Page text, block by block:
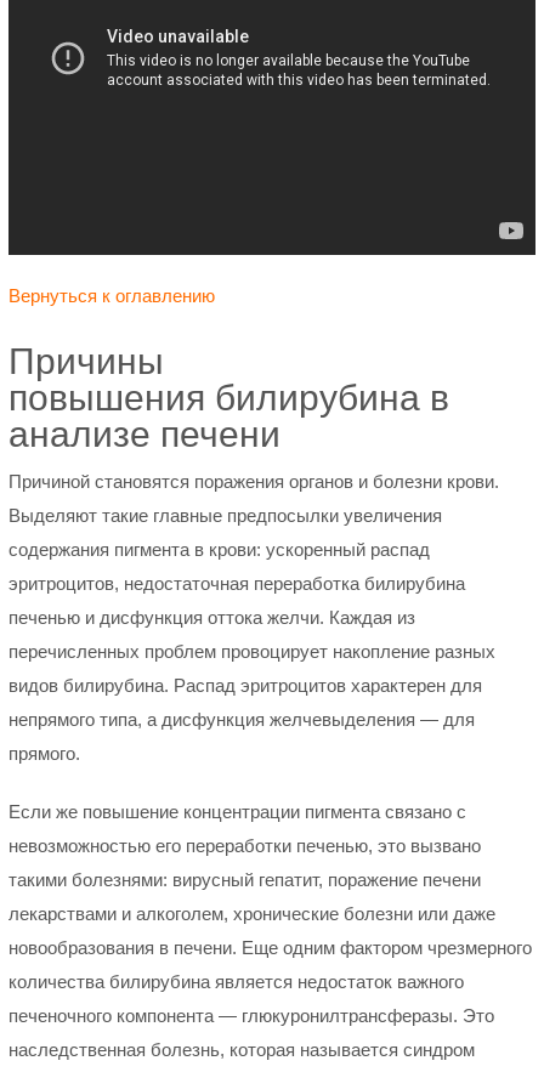
Вернуться к оглавлению
Причины
повышения билирубина в
анализе печени
Причиной становятся поражения органов и болезни крови.
Выделяют такие главные предпосылки увеличения
содержания пигмента в крови: ускоренный распад
эритроцитов, недостаточная переработка билирубина
печенью и дисфункция оттока желчи. Каждая из
перечисленных проблем провоцирует накопление разных
видов билирубина. Распад эритроцитов характерен для
непрямого типа, а дисфункция желчевыделения — для
прямого.
Если же повышение концентрации пигмента связано с
невозможностью его переработки печенью, это вызвано
такими болезнями: вирусный гепатит, поражение печени
лекарствами и алкоголем, хронические болезни или даже
новообразования в печени. Еще одним фактором чрезмерного
количества билирубина является недостаток важного
печеночного компонента — глюкуронилтрансферазы. Это
наследственная болезнь, которая называется синдром